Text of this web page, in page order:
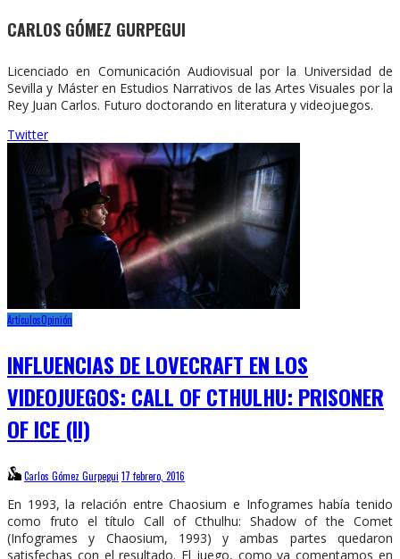
CARLOS GÓMEZ GURPEGUI
Licenciado en Comunicación Audiovisual por la Universidad de
Sevilla y Máster en Estudios Narrativos de las Artes Visuales por la
Rey Juan Carlos. Futuro doctorando en literatura y videojuegos.
Twitter
ArtículosOpinión
INFLUENCIAS DE LOVECRAFT EN LOS
VIDEOJUEGOS: CALL OF CTHULHU: PRISONER
OF ICE (II)
Carlos Gómez Gurpegui 17 febrero, 2016
En 1993, la relación entre Chaosium e Infogrames había tenido
como fruto el título Call of Cthulhu: Shadow of the Comet
(Infogrames y Chaosium, 1993) y ambas partes quedaron
satisfechas con el resultado. El juego, como ya comentamos en